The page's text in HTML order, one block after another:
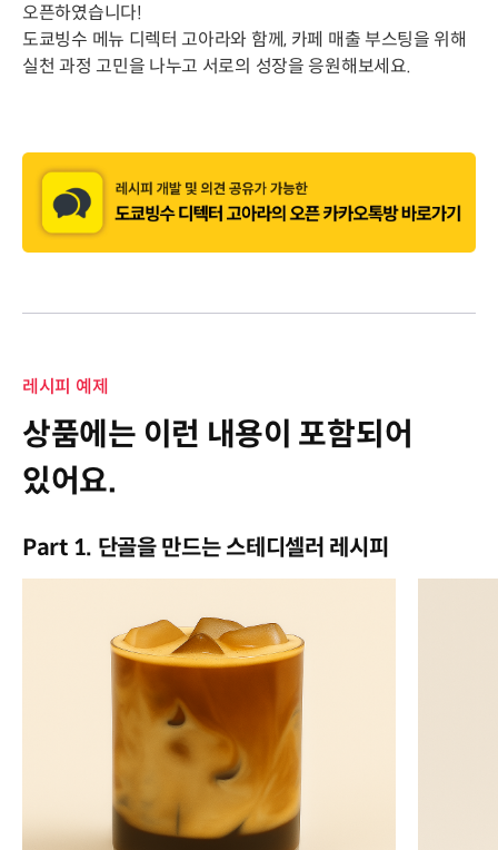
오픈하였습니다!
도쿄빙수 메뉴 디렉터 고아라와 함께, 카페 매출 부스팅을 위해
실천 과정 고민을 나누고 서로의 성장을 응원해보세요.
레시피 예제
상품에는 이런 내용이 포함되어
있어요.
Part 1. 단골을 만드는 스테디셀러 레시피